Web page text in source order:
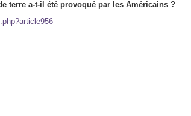
terre a-t-il été provoqué par les Américains ?